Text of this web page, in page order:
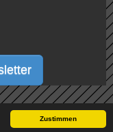
Zustimmen